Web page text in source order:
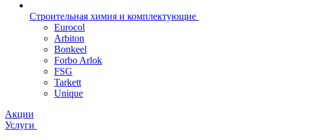
Строительная химия и комплектующие
Eurocol
Arbiton
Bonkeel
Forbo Arlok
FSG
Tarkett
Unique
Акции
Услуги